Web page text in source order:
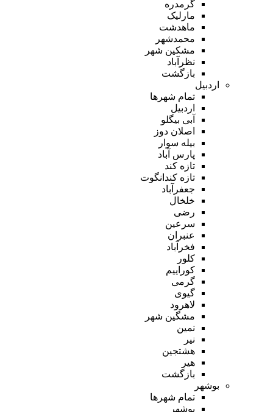
گرمدره
مارلیک
ماهدشت
محمدشهر
مشکین شهر
نظرآباد
بازگشت
اردبیل
تمام شهر‌ها
اردبیل
آبی بیگلو
اصلان دوز
بیله سوار
پارس آباد
تازه کند
تازه کندانگوت
جعفرآباد
خلخال
رضی
سرعین
عنبران
فخرآباد
کلور
کوراییم
گرمی
گیوی
لاهرود
مشگین شهر
نمین
نیر
هشتجین
هیر
بازگشت
بوشهر
تمام شهر‌ها
بوشهر